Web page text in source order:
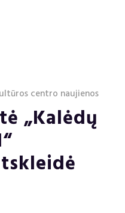
centro naujienos
„Kalėdų